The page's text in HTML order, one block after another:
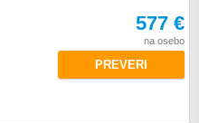
577 €
na osebo
PREVERI